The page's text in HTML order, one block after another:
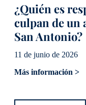
¿Quién es
culpan de un
San Antonio?
11 de junio de 2026
Más información >